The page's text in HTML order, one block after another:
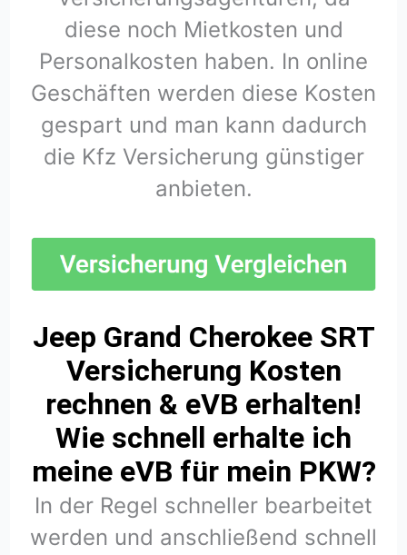
diese noch Mietkosten und
Personalkosten haben. In online
Geschäften werden diese Kosten
gespart und man kann dadurch
die Kfz Versicherung günstiger
anbieten.
Jeep Grand Cherokee SRT
Versicherung Kosten
rechnen & eVB erhalten!
Wie schnell erhalte ich
meine eVB für mein PKW?
In der Regel schneller bearbeitet
werden und anschließend schnell